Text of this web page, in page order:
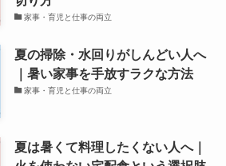
家事・育児と仕事の両立
夏の掃除・水回りがしんどい人へ
｜暑い家事を手放すラクな方法
家事・育児と仕事の両立
夏は暑くて料理したくない人へ｜